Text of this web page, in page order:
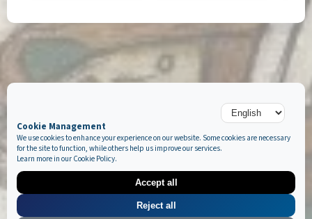
Cookie Management
We use cookies to enhance your experience on our website. Some cookies are necessary
for the site to function, while others help us improve our services.
Learn more in our Cookie Policy.
Accept all
Reject all